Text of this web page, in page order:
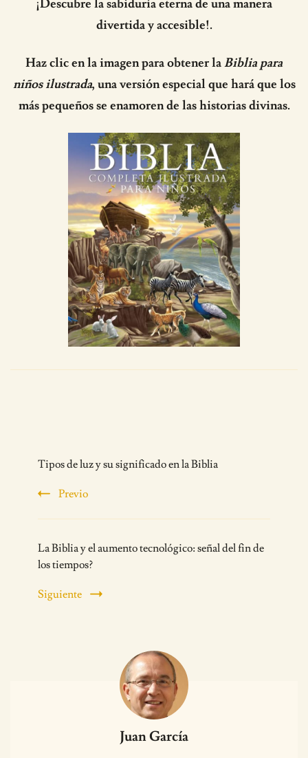
¡Descubre la sabiduría eterna de una manera
divertida y accesible!.
Haz clic en la imagen para obtener laBiblia para
niños ilustrada, una versión especial que hará que los
más pequeños se enamoren de las historias divinas.
Navigation
Tipos de luz y su significado en la Biblia
Previo
La Biblia y el aumento tecnológico: señal del fin de
los tiempos?
Siguiente
Juan García